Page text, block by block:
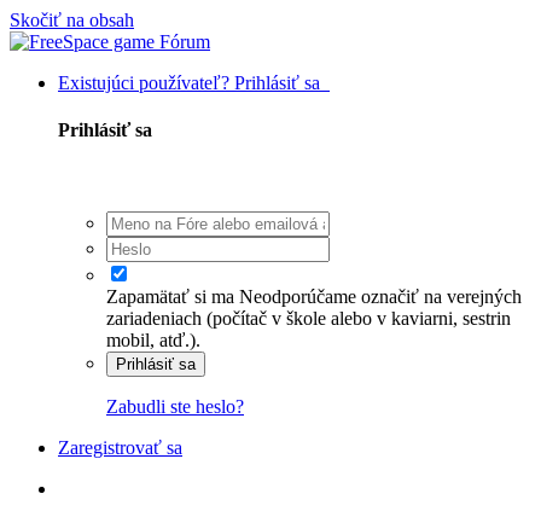
Skočiť na obsah
Existujúci používateľ? Prihlásiť sa
Prihlásiť sa
Zapamätať si ma Neodporúčame označiť na verejných
zariadeniach (počítač v škole alebo v kaviarni, sestrin
mobil, atď.).
Prihlásiť sa
Zabudli ste heslo?
Zaregistrovať sa